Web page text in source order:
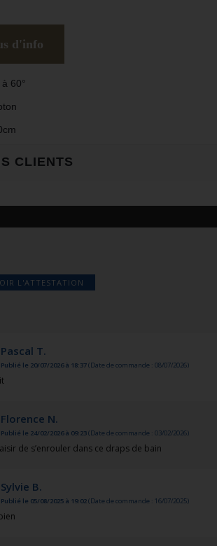
d'info
60°
CLIENTS
L'ATTESTATION
Pascal T.
Publié le 20/07/2026 à 18:37(Date de commande : 08/07/2026)
Florence N.
Publié le 24/02/2026 à 09:23(Date de commande : 03/02/2026)
de s’enrouler dans ce draps de bain
Sylvie B.
Publié le 05/08/2025 à 19:02(Date de commande : 16/07/2025)